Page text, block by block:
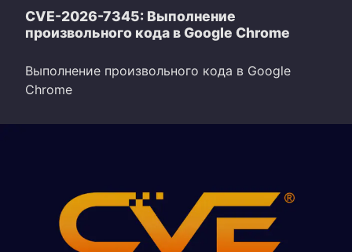
CVE-2026-7345: Выполнение
произвольного кода в Google Chrome
Выполнение произвольного кода в Google
Chrome